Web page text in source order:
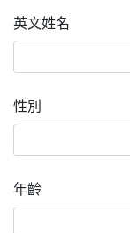
英文姓名
性別
年齡